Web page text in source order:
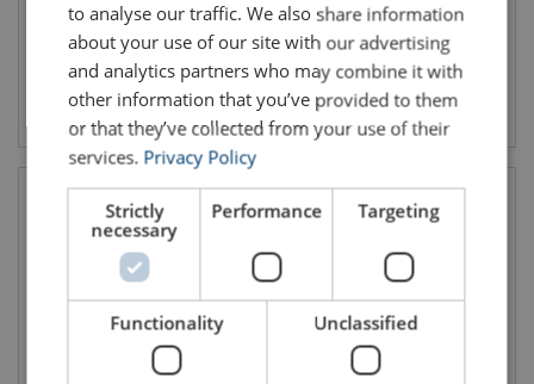
Vis produkt Vis produkt
to analyse our traffic. We also share information
about your use of our site with our advertising
and analytics partners who may combine it with
other information that you’ve provided to them
or that they’ve collected from your use of their
services. Privacy Policy
Strictly
necessary
Performance Targeting
Functionality Unclassified